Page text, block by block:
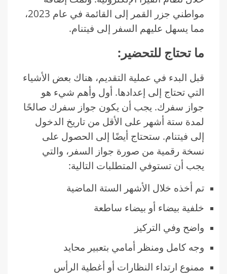
مواطني جزر القمر إلى القائمة في عام 2023،
مما يسهل عليهم السفر إلى فيتنام.
ما تحتاج للتحضير:
قبل البدء في عملية التقديم، هناك بعض الأشياء
التي تحتاج إلى إعدادها. أول وأهم شيء هو
جواز سفرك. يجب أن يكون جواز سفرك صالحًا
لمدة ستة أشهر على الأقل من تاريخ الدخول
إلى فيتنام. ستحتاج أيضًا إلى الحصول على
نسخة رقمية من صورة جواز السفر، والتي
يجب أن تستوفي المتطلبات التالية:
تم أخذه خلال الأشهر الستة الماضية
خلفية بيضاء أو بيضاء ساطعة
واضح وفي التركيز
وجه كامل ومنظر أمامي بتعبير محايد
ممنوع ارتداء النظارات أو أغطية الرأس